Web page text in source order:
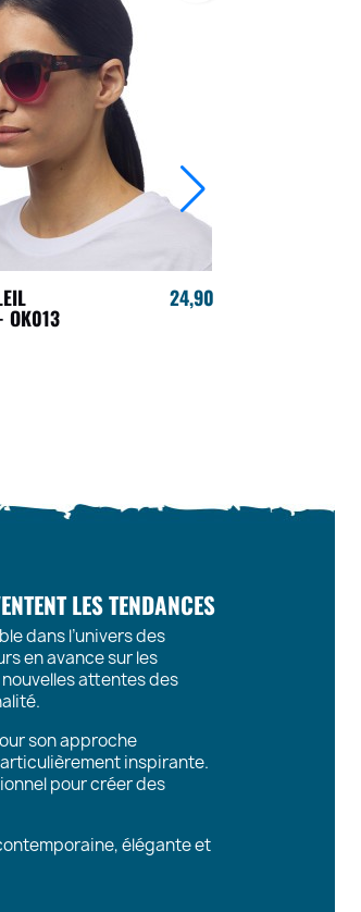
OK013
24,90 €
LES TENDANCES
dans l’univers des
en avance sur les
attentes des
son approche
inspirante.
pour créer des
élégante et